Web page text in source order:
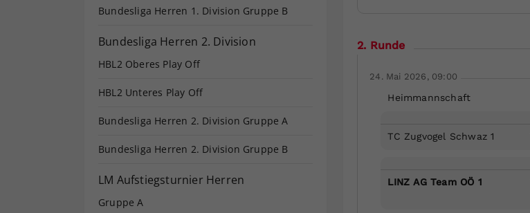
2. Runde
24. Mai 2026, 09:00
Heimmannschaft
TC Zugvogel Schwaz 1
LINZ AG Team OÖ 1
Bundesliga Herren 1. Division Gruppe B
Bundesliga Herren 2. Division
HBL2 Oberes Play Off
HBL2 Unteres Play Off
Bundesliga Herren 2. Division Gruppe A
Bundesliga Herren 2. Division Gruppe B
LM Aufstiegsturnier Herren
Gruppe A